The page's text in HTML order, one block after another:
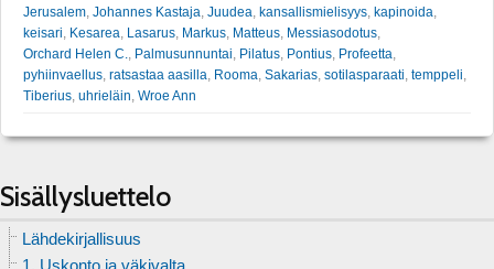
Jerusalem Johannes Kastaja Juudea kansallismielisyys kapinoida
keisari Kesarea Lasarus Markus Matteus Messiasodotus
Orchard Helen C.
Palmusunnuntai Pilatus Pontius Profeetta
pyhiinvaellus ratsastaa aasilla Rooma Sakarias sotilasparaati temppeli
Tiberius uhrieläin Wroe Ann
Sisällysluettelo
Lähdekirjallisuus
1. Uskonto ja väkivalta